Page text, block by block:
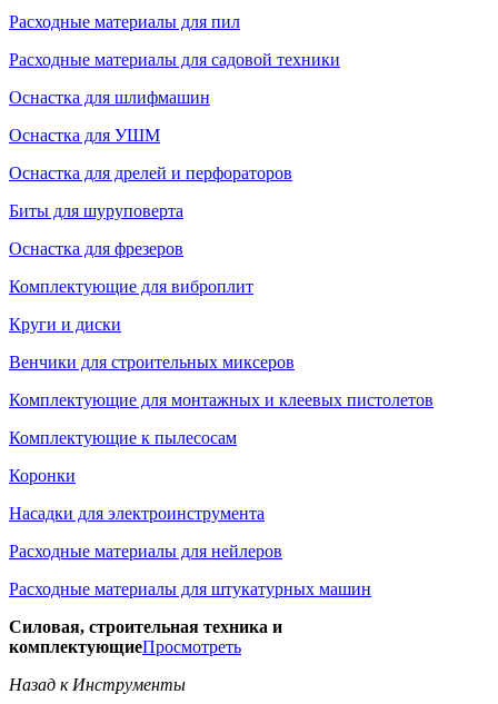
Расходные материалы для пил
Расходные материалы для садовой техники
Оснастка для шлифмашин
Оснастка для УШМ
Оснастка для дрелей и перфораторов
Биты для шуруповерта
Оснастка для фрезеров
Комплектующие для виброплит
Круги и диски
Венчики для строительных миксеров
Комплектующие для монтажных и клеевых пистолетов
Комплектующие к пылесосам
Коронки
Насадки для электроинструмента
Расходные материалы для нейлеров
Расходные материалы для штукатурных машин
Силовая, строительная техника и
комплектующиеПросмотреть
Назад к Инструменты